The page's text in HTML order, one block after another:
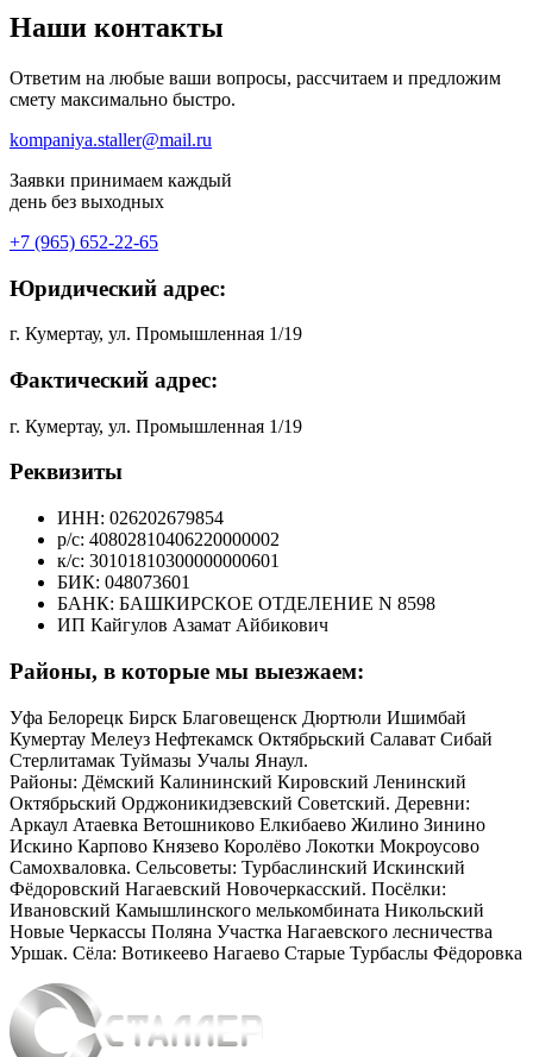
Наши контакты
Ответим на любые ваши вопросы, рассчитаем и предложим
смету максимально быстро.
kompaniya.staller@mail.ru
Заявки принимаем каждый
день без выходных
+7 (965) 652-22-65
Юридический адрес:
г. Кумертау, ул. Промышленная 1/19
Фактический адрес:
г. Кумертау, ул. Промышленная 1/19
Реквизиты
ИНН: 026202679854
р/с: 40802810406220000002
к/с: 30101810300000000601
БИК: 048073601
БАНК: БАШКИРСКОЕ ОТДЕЛЕНИЕ N 8598
ИП Кайгулов Азамат Айбикович
Районы, в которые мы выезжаем:
Уфа Белорецк Бирск Благовещенск Дюртюли Ишимбай
Кумертау Мелеуз Нефтекамск Октябрьский Салават Сибай
Стерлитамак Туймазы Учалы Янаул.
Районы: Дёмский Калининский Кировский Ленинский
Октябрьский Орджоникидзевский Советский. Деревни:
Аркаул Атаевка Ветошниково Елкибаево Жилино Зинино
Искино Карпово Князево Королёво Локотки Мокроусово
Самохваловка. Сельсоветы: Турбаслинский Искинский
Фёдоровский Нагаевский Новочеркасский. Посёлки:
Ивановский Камышлинского мелькомбината Никольский
Новые Черкассы Поляна Участка Нагаевского лесничества
Уршак. Сёла: Вотикеево Нагаево Старые Турбаслы Фёдоровка